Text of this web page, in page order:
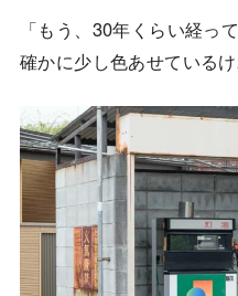
「もう、30年くらい経っ
確かに少し色あせているけ